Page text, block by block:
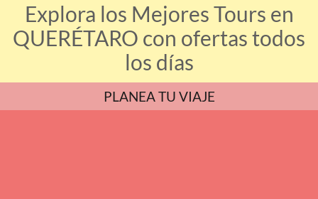
Explora los Mejores Tours en
QUERÉTARO con ofertas todos
los días
PLANEA TU VIAJE